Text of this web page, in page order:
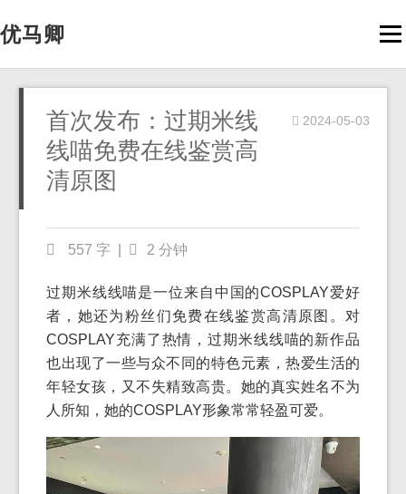
优马卿
首次发布：过期米线
线喵免费在线鉴赏高
清原图
2024-05-03
557 字 2 分钟
过期米线线喵是一位来自中国的COSPLAY爱好
者，她还为粉丝们免费在线鉴赏高清原图。对
COSPLAY充满了热情，过期米线线喵的新作品
也出现了一些与众不同的特色元素，热爱生活的
年轻女孩，又不失精致高贵。她的真实姓名不为
人所知，她的COSPLAY形象常常轻盈可爱。